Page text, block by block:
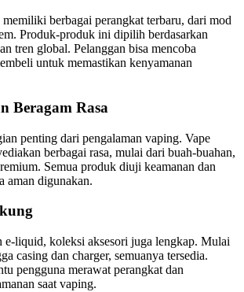
berbagai perangkat terbaru, dari mod
Produk-produk ini dipilih berdasarkan
tren global. Pelanggan bisa mencoba
untuk memastikan kenyamanan
Beragam Rasa
penting dari pengalaman vaping. Vape
berbagai rasa, mulai dari buah-buahan,
Semua produk diuji keamanan dan
aman digunakan.
e-liquid, koleksi aksesori juga lengkap. Mulai
casing dan charger, semuanya tersedia.
pengguna merawat perangkat dan
saat vaping.